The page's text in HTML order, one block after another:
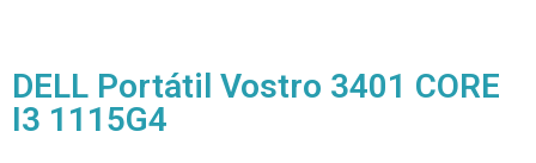
DELL Portátil Vostro 3401 CORE
I3 1115G4